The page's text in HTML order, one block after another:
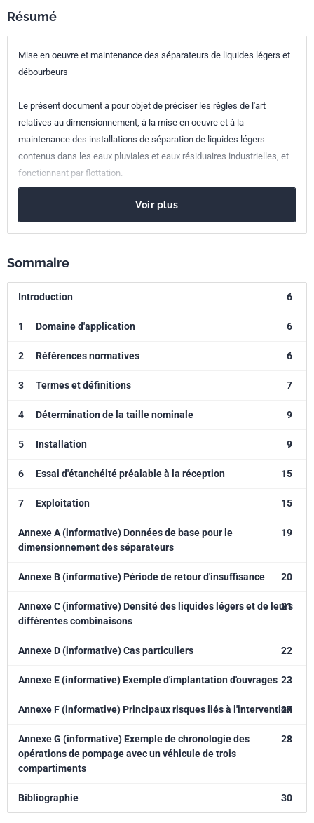
Indice de
Numéro de tirage 1
Résumé
Mise en oeuvre et maintenance des séparateurs de liquides légers et
débourbeurs
Le présent document a pour objet de préciser les règles de l'art
relatives au dimensionnement, à la mise en oeuvre et à la
maintenance des installations de séparation de liquides légers
contenus dans les eaux pluviales et eaux résiduaires industrielles, et
fonctionnant par flottation.
Voir plus
Sommaire
Introduction 6
1 Domaine d'application 6
2 Références normatives 6
3 Termes et définitions 7
4 Détermination de la taille nominale 9
5 Installation 9
6 Essai d'étanchéité préalable à la réception 15
7 Exploitation 15
Annexe A (informative) Données de base pour le
dimensionnement des séparateurs
19
Annexe B (informative) Période de retour d'insuffisance 20
Annexe C (informative) Densité des liquides légers et de leurs
différentes combinaisons
21
Annexe D (informative) Cas particuliers 22
Annexe E (informative) Exemple d'implantation d'ouvrages 23
Annexe F (informative) Principaux risques liés à l'intervention
27
Annexe G (informative) Exemple de chronologie des
opérations de pompage avec un véhicule de trois
compartiments
28
Bibliographie 30